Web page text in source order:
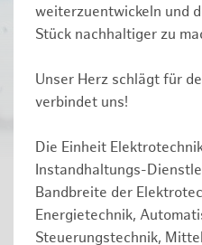
weiterzuentwickeln und
Stück nachhaltiger zu
Unser Herz schlägt für
verbindet uns!
Die Einheit
Instandhaltungs-
Bandbreite der
Energietechnik,
Steuerungstechnik,